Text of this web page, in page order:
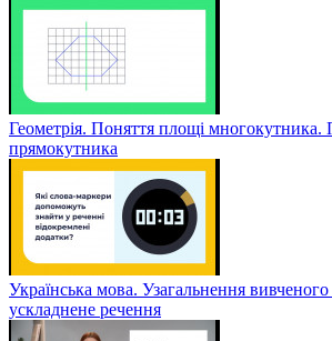
Геометрія. Поняття площі многокутника.
прямокутника
Українська мова. Узагальнення
ускладнене речення